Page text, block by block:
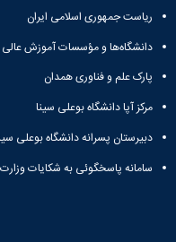
ریاست جمهوری اسلامی ایران
دانشگاه‌ها و مؤسسات آموزش عالی
پارک علم و فناوری همدان
مرکز آپا دانشگاه بوعلی سینا
دبیرستان پسرانه دانشگاه بوعلی
سامانه پاسخگوئی به شکایات